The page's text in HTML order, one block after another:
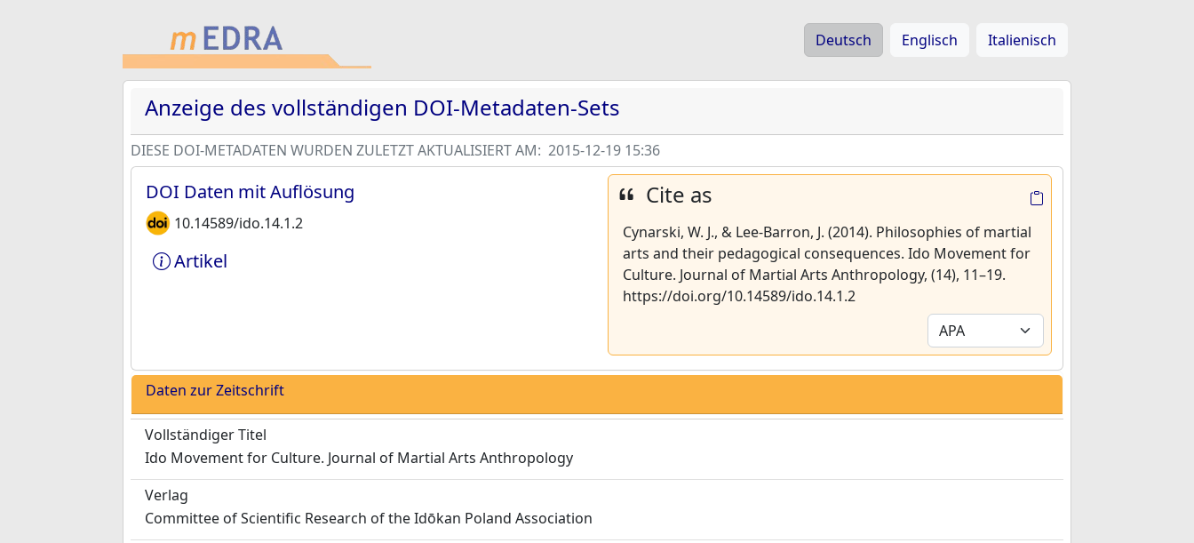
Deutsch Englisch Italienisch
Anzeige des vollständigen DOI-Metadaten-Sets
DIESE DOI-METADATEN WURDEN ZULETZT AKTUALISIERT AM: 2015-12-19 15:36
DOI Daten mit Auflösung
10.14589/ido.14.1.2
Artikel
Cite as
Cynarski, W. J., & Lee-Barron, J. (2014). Philosophies of martial
arts and their pedagogical consequences. Ido Movement for
Culture. Journal of Martial Arts Anthropology, (14), 11–19.
https://doi.org/10.14589/ido.14.1.2
Daten zur Zeitschrift
Vollständiger Titel
Ido Movement for Culture. Journal of Martial Arts Anthropology
Verlag
Committee of Scientific Research of the Idōkan Poland Association